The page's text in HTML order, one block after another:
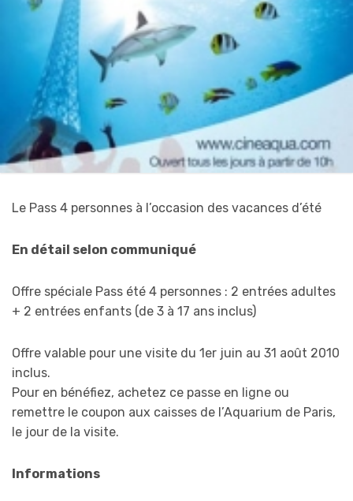
Le Pass 4 personnes à l’occasion des vacances d’été
En détail selon communiqué
Offre spéciale Pass été 4 personnes : 2 entrées adultes
+ 2 entrées enfants (de 3 à 17 ans inclus)
Offre valable pour une visite du 1er juin au 31 août 2010
inclus.
Pour en bénéfiez, achetez ce passe en ligne ou
remettre le coupon aux caisses de l’Aquarium de Paris,
le jour de la visite.
Informations